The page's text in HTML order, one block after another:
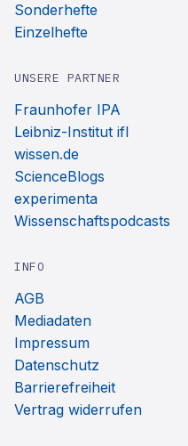
Sonderhefte
Einzelhefte
UNSERE PARTNER
Fraunhofer IPA
Leibniz-Institut ifl
wissen.de
ScienceBlogs
experimenta
Wissenschaftspodcasts
INFO
AGB
Mediadaten
Impressum
Datenschutz
Barrierefreiheit
Vertrag widerrufen